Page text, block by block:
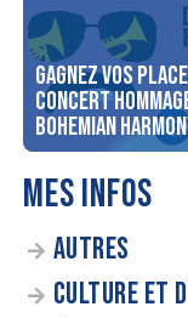
Gagnez vos
concert
Bohemian
MES INFOS
AUTRES
CULTURE ET